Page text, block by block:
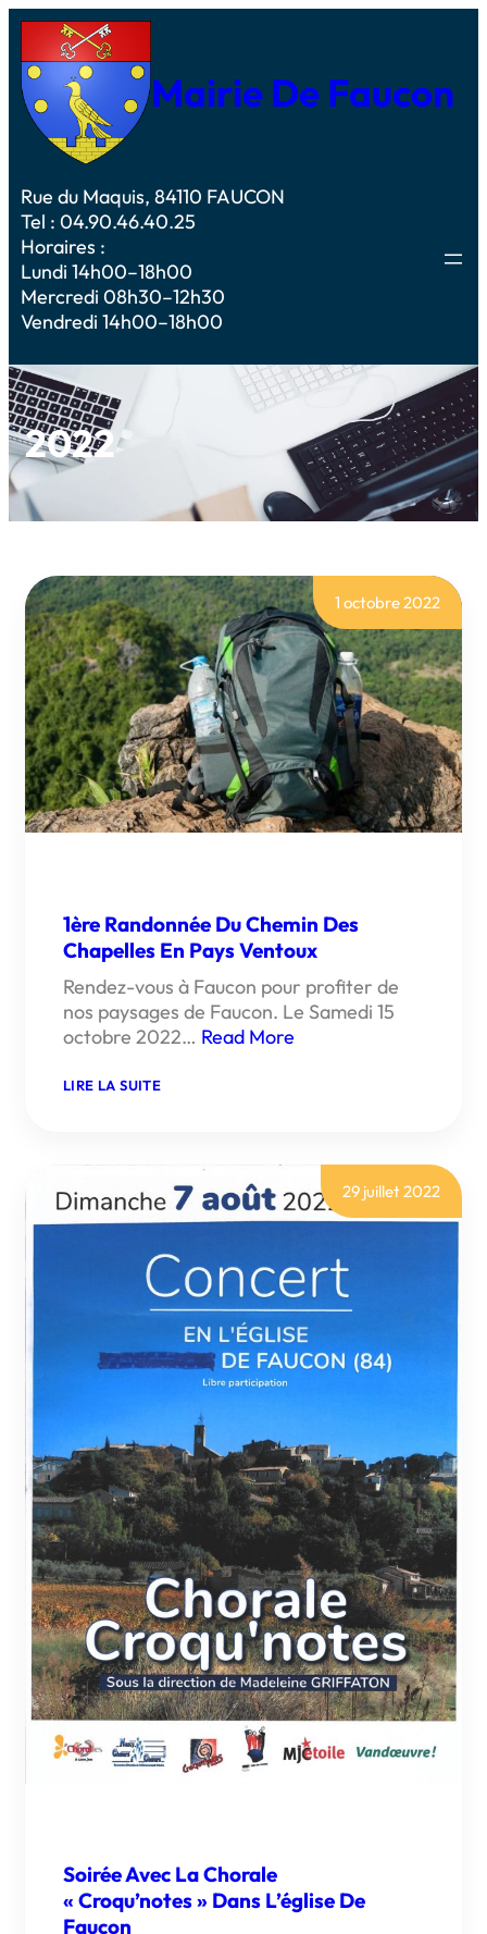
Mairie De Faucon
Rue du Maquis, 84110 FAUCON
Tel : 04.90.46.40.25
Horaires :
Lundi 14h00–18h00
Mercredi 08h30–12h30
Vendredi 14h00–18h00
2022
1 octobre 2022
1ère Randonnée Du Chemin Des
Chapelles En Pays Ventoux
Rendez-vous à Faucon pour profiter de
nos paysages de Faucon. Le Samedi 15
octobre 2022… Read More
LIRE LA SUITE:
CHAPELLES
EN
PAYS
29 juillet 2022
Soirée Avec La Chorale
« Croqu’notes » Dans L’église De
Faucon